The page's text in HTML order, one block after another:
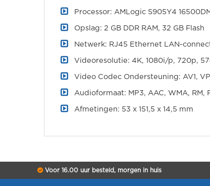
Processor: AMLogic S905Y4
Opslag: 2 GB DDR RAM, 32 GB Flash
Netwerk: RJ45 Ethernet LAN-
Videoresolutie: 4K, 1080i/p, 720p,
Video Codec Ondersteuning: AV1,
Audioformaat: MP3, AAC, WMA, RM,
Afmetingen: 53 x 151,5 x 14,5 mm
Voor 16.00 uur besteld, morgen in huis